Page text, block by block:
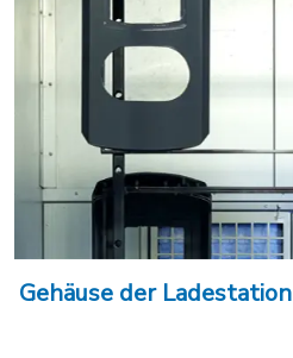
Gehäuse der Ladestation